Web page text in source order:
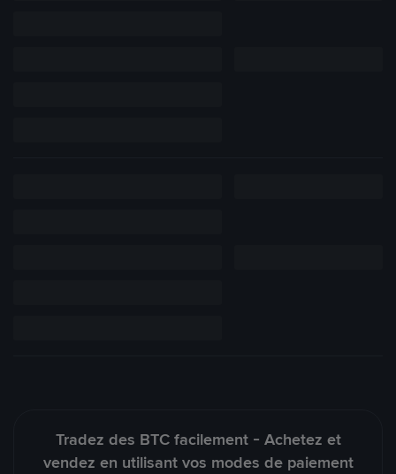
Tradez des BTC facilement - Achetez et
vendez en utilisant vos modes de paiement